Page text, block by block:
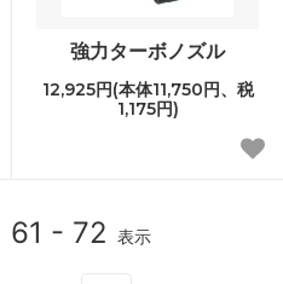
強力ターボノズル
12,925円(本体11,750円、税
1,175円)
61 - 72 表示